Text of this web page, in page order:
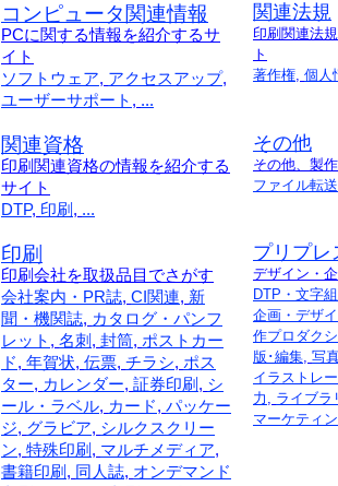
コンピュータ関連情報
PCに関する情報を紹介するサ
イト
ソフトウェア, アクセスアップ,
ユーザーサポート , ...
関連法規
印刷関連法
ト
著作権, 個人
関連資格
印刷関連資格の情報を紹介する
サイト
DTP, 印刷 , ...
その他
その他、製
ファイル転送
印刷
印刷会社を取扱品目でさがす
会社案内・PR誌, CI関連, 新
聞・機関誌, カタログ・パンフ
レット , 名刺 , 封筒, ポストカー
ド, 年賀状, 伝票, チラシ, ポス
ター, カレンダー, 証券印刷 , シ
ール・ラベル, カード, パッケー
ジ, グラビア, シルクスクリー
ン, 特殊印刷 , マルチメディア,
書籍印刷 , 同人誌, オンデマンド
プリプレ
デザイン・
DTP・文字
企画・デザ
作プロダク
版･編集, 写
イラストレ
力 , ライブラ
マーケティ